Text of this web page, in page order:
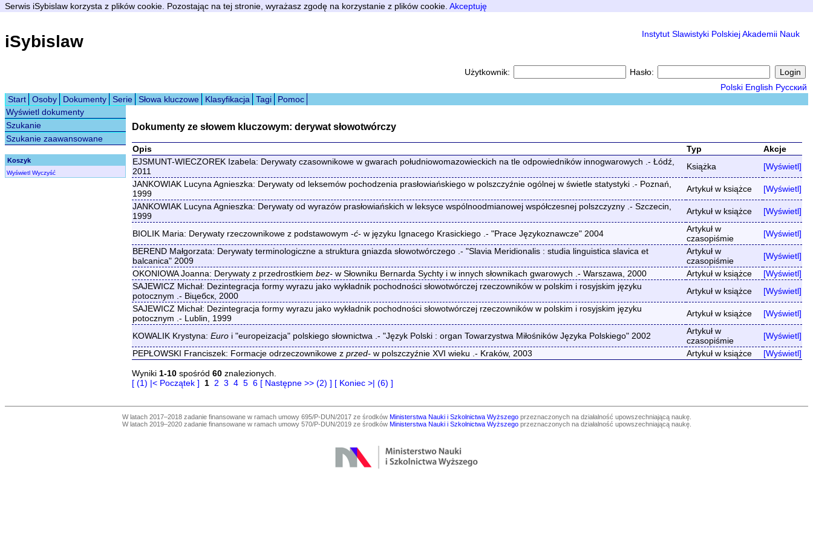
Serwis iSybislaw korzysta z plików cookie. Pozostając na tej stronie, wyrażasz zgodę na korzystanie z plików cookie. Akceptuję
iSybislaw Instytut Slawistyki Polskiej Akademii Nauk
Użytkownik:
Hasło:
Polski English Русский
Start
Osoby Dokumenty Serie Słowa kluczowe Klasyfikacja Tagi
Pomoc
Wyświetl dokumenty
Szukanie
Szukanie zaawansowane
Koszyk
Wyświetl Wyczyść
Dokumenty ze słowem kluczowym: derywat słowotwórczy
Opis Typ
Akcje
EJSMUNT-WIECZOREK Izabela: Derywaty czasownikowe w gwarach południowomazowieckich na tle odpowiedników innogwarowych .- Łódź,
2011
Książka
[Wyświetl]
JANKOWIAK Lucyna Agnieszka: Derywaty od leksemów pochodzenia prasłowiańskiego w polszczyźnie ogólnej w świetle statystyki .- Poznań,
1999
Artykuł w książce
[Wyświetl]
JANKOWIAK Lucyna Agnieszka: Derywaty od wyrazów prasłowiańskich w leksyce wspólnoodmianowej współczesnej polszczyzny .- Szczecin,
1999
Artykuł w książce [Wyświetl]
BIOLIK Maria: Derywaty rzeczownikowe z podstawowym -ć- w języku Ignacego Krasickiego .- "Prace Językoznawcze" 2004
Artykuł w
czasopiśmie
[Wyświetl]
BEREND Małgorzata: Derywaty terminologiczne a struktura gniazda słowotwórczego .- "Slavia Meridionalis : studia linguistica slavica et
balcanica" 2009
Artykuł w
czasopiśmie
[Wyświetl]
OKONIOWA Joanna: Derywaty z przedrostkiem bez- w Słowniku Bernarda Sychty i w innych słownikach gwarowych .- Warszawa, 2000 Artykuł w książce
[Wyświetl]
SAJEWICZ Michał: Dezintegracja formy wyrazu jako wykładnik pochodności słowotwórczej rzeczowników w polskim i rosyjskim języku
potocznym .- Віцебск, 2000
Artykuł w książce
[Wyświetl]
SAJEWICZ Michał: Dezintegracja formy wyrazu jako wykładnik pochodności słowotwórczej rzeczowników w polskim i rosyjskim języku
potocznym .- Lublin, 1999
Artykuł w książce [Wyświetl]
KOWALIK Krystyna: Euro i "europeizacja" polskiego słownictwa .- "Język Polski : organ Towarzystwa Miłośników Języka Polskiego" 2002
Artykuł w
czasopiśmie
[Wyświetl]
PEPŁOWSKI Franciszek: Formacje odrzeczownikowe z przed- w polszczyźnie XVI wieku .- Kraków, 2003 Artykuł w książce [Wyświetl]
Wyniki 1-10 spośród 60 znalezionych.
[ (1) |< Początek ] 1 2 3 4 5 6 [ Następne >> (2) ] [ Koniec >| (6) ]
W latach 2017–2018 zadanie finansowane w ramach umowy 695/P-DUN/2017 ze środków Ministerstwa Nauki i Szkolnictwa Wyższegoprzeznaczonych na działalność upowszechniającą naukę.
W latach 2019–2020 zadanie finansowane w ramach umowy 570/P-DUN/2019 ze środków Ministerstwa Nauki i Szkolnictwa Wyższegoprzeznaczonych na działalność upowszechniającą naukę.